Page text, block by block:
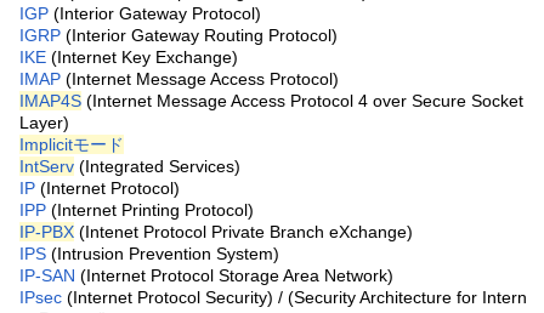
IGP (Interior Gateway Protocol)
IGRP (Interior Gateway Routing Protocol)
IKE (Internet Key Exchange)
IMAP (Internet Message Access Protocol)
IMAP4S (Internet Message Access Protocol 4 over Secure Socket
Layer)
Implicitモード
IntServ (Integrated Services)
IP (Internet Protocol)
IPP (Internet Printing Protocol)
IP-PBX (Intenet Protocol Private Branch eXchange)
IPS (Intrusion Prevention System)
IP-SAN (Internet Protocol Storage Area Network)
IPsec (Internet Protocol Security) / (Security Architecture for Intern